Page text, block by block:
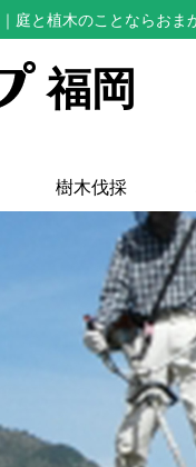
｜庭と植木のことならおま
福岡
樹木伐採